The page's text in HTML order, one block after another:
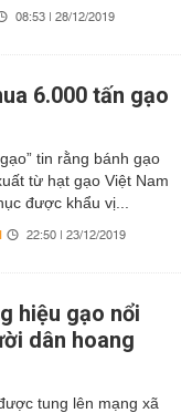
08:53 | 28/12/2019
6.000 tấn gạo
tin rằng bánh gạo
từ hạt gạo Việt Nam
được khẩu vị...
22:50 | 23/12/2019
hiệu gạo nổi
dân hoang
tung lên mạng xã